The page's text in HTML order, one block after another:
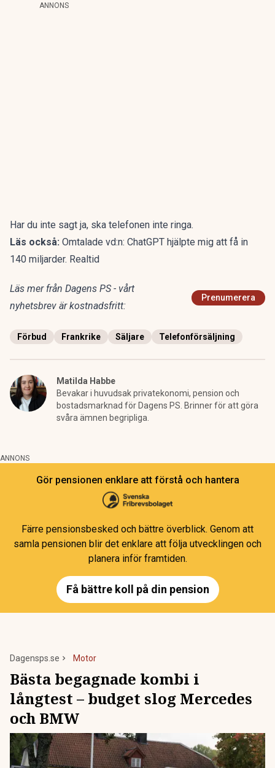
ANNONS
Har du inte sagt ja, ska telefonen inte ringa.
Läs också: Omtalade vd:n: ChatGPT hjälpte mig att få in
140 miljarder. Realtid
Läs mer från Dagens PS - vårt
nyhetsbrev är kostnadsfritt:
Prenumerera
Förbud Frankrike Säljare Telefonförsäljning
Matilda Habbe
Bevakar i huvudsak privatekonomi, pension och
bostadsmarknad för Dagens PS. Brinner för att göra
svåra ämnen begripliga.
ANNONS
Gör pensionen enklare att förstå och hantera
Färre pensionsbesked och bättre överblick. Genom att
samla pensionen blir det enklare att följa utvecklingen och
planera inför framtiden.
Få bättre koll på din pension
Dagensps.se Motor
Bästa begagnade kombi i
långtest – budget slog Mercedes
och BMW